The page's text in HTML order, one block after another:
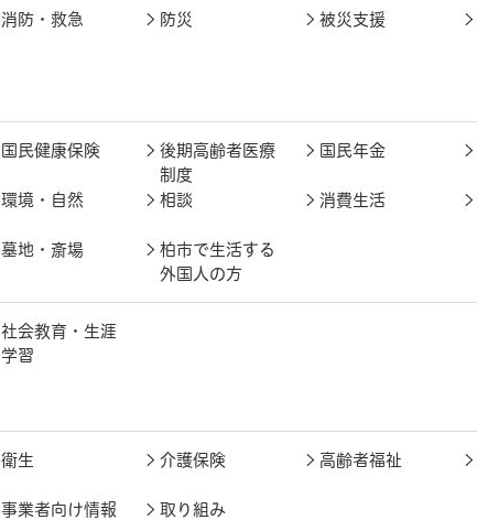
消防・救急 防災 被災支援
国民健康保険
後期高齢者医療
制度
国民年金
環境・自然 相談 消費生活
墓地・斎場
柏市で生活する
外国人の方
社会教育・生涯
学習
衛生 介護保険 高齢者福祉
事業者向け情報 取り組み